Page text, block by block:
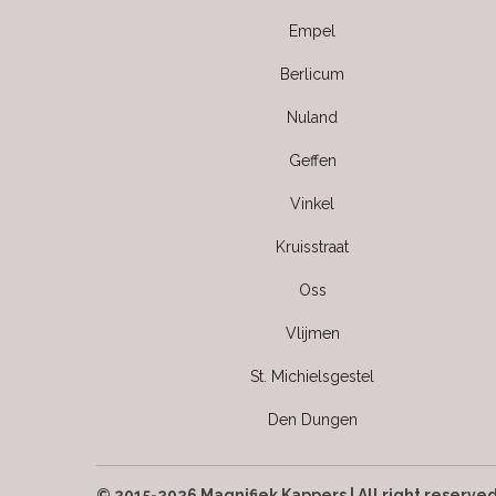
Empel
Berlicum
Nuland
Geffen
Vinkel
Kruisstraat
Oss
Vlijmen
St. Michielsgestel
Den Dungen